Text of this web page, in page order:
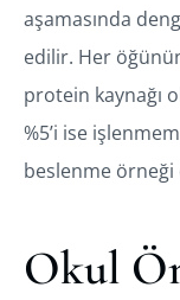
aşamasında
edilir. Her
protein kaynağı
%5’i ise
beslenme
Okul